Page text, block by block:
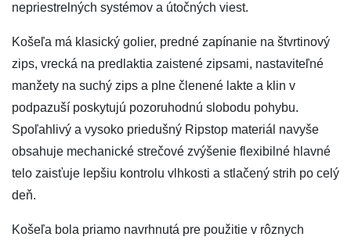
nepriestrelných systémov a útočných viest.
Košeľa má klasický golier, predné zapínanie na štvrtinový
zips, vrecká na predlaktia zaistené zipsami, nastaviteľné
manžety na suchý zips a plne členené lakte a klin v
podpazuší poskytujú pozoruhodnú slobodu pohybu.
Spoľahlivý a vysoko priedušný Ripstop materiál navyše
obsahuje mechanické strečové zvýšenie flexibilné hlavné
telo zaisťuje lepšiu kontrolu vlhkosti a stlačený strih po celý
deň.
Košeľa bola priamo navrhnutá pre použitie v rôznych